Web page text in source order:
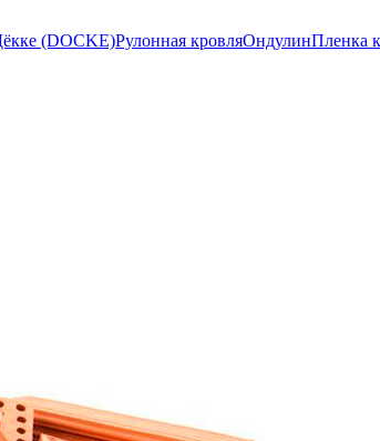
(DOCKE)Рулонная кровляОндулинПленка